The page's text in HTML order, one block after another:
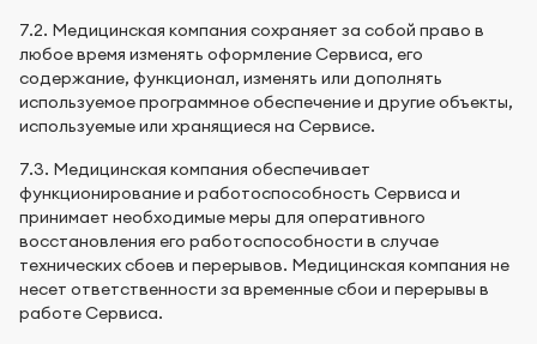
7.2. Медицинская компания сохраняет за собой право в
любое время изменять оформление Сервиса, его
содержание, функционал, изменять или дополнять
используемое программное обеспечение и другие объекты,
используемые или хранящиеся на Сервисе.
7.3. Медицинская компания обеспечивает
функционирование и работоспособность Сервиса и
принимает необходимые меры для оперативного
восстановления его работоспособности в случае
технических сбоев и перерывов. Медицинская компания не
несет ответственности за временные сбои и перерывы в
работе Сервиса.